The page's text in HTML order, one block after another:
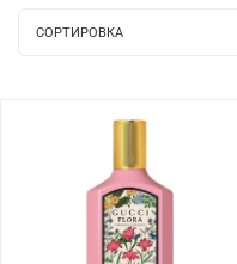
СОРТИРОВКА